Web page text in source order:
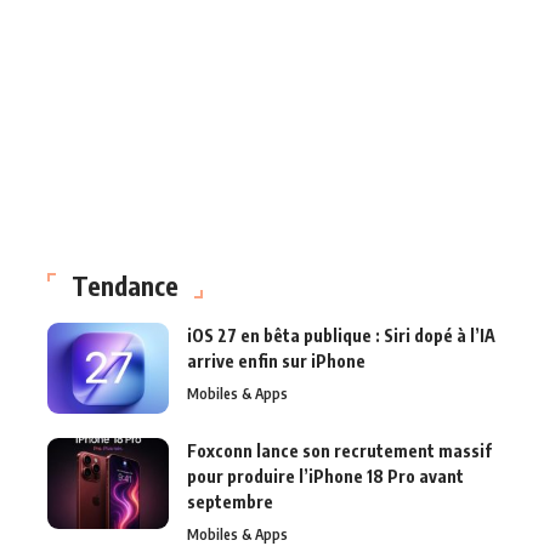
Tendance
iOS 27 en bêta publique : Siri dopé à l’IA
arrive enfin sur iPhone
Mobiles & Apps
Foxconn lance son recrutement massif
pour produire l’iPhone 18 Pro avant
septembre
Mobiles & Apps